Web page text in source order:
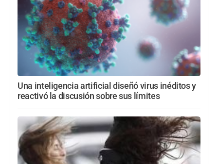
Una inteligencia artificial diseñó virus inéditos y
reactivó la discusión sobre sus límites